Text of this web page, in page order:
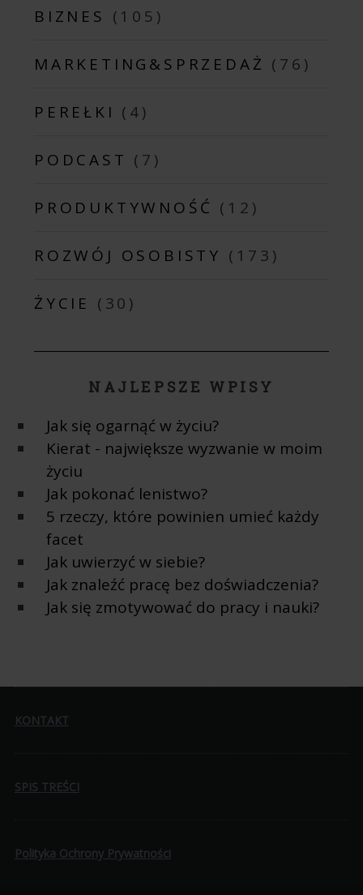
BIZNES (105)
MARKETING&SPRZEDAŻ (76)
PEREŁKI (4)
PODCAST (7)
PRODUKTYWNOŚĆ (12)
ROZWÓJ OSOBISTY (173)
ŻYCIE (30)
NAJLEPSZE WPISY
Jak się ogarnąć w życiu?
Kierat - największe wyzwanie w moim
życiu
Jak pokonać lenistwo?
5 rzeczy, które powinien umieć każdy
facet
Jak uwierzyć w siebie?
Jak znaleźć pracę bez doświadczenia?
Jak się zmotywować do pracy i nauki?
KONTAKT
SPIS TREŚCI
Polityka Ochrony Prywatności